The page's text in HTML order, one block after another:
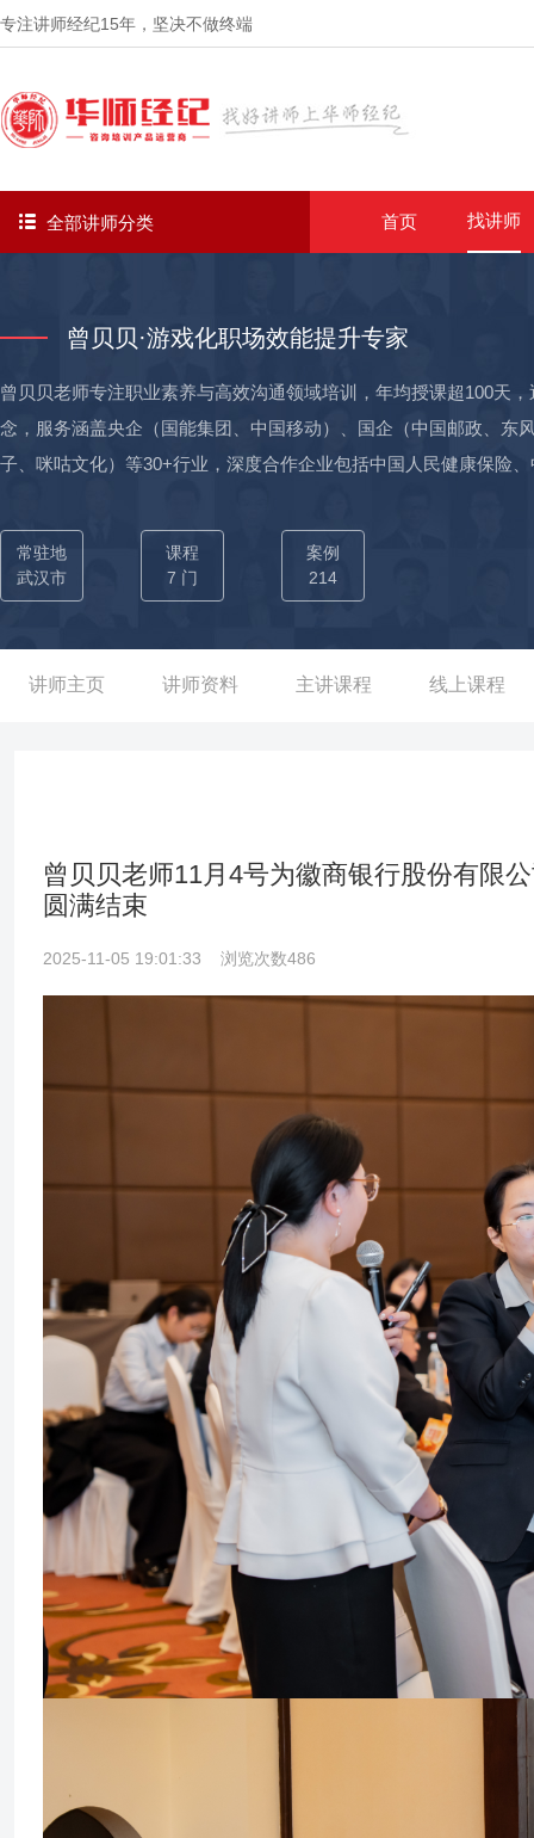
专注讲师经纪15年 ，坚决不做终端
全部讲师分类 首页 找讲师
曾贝贝·游戏化职场效能提升专家
曾贝贝老师专注职业素养与高效沟通领域培训，年均授课超100天
念，服务涵盖央企（国能集团、中国移动）、国企（中国邮政、东
子、咪咕文化）等30+行业，深度合作企业包括中国人民健康保险
习矩阵”，灵活运用剧本杀、沙盘推演、翻转课堂等创新形式，结
知、压力管理等核心能力。典型课程《职场局中局》系列通过情
能力，广受企业高管与新生代员工好评。
常驻地
武汉市
课程
7 门
案例
214
讲师主页 讲师资料 主讲课程 线上课程
曾贝贝老师11月4号为徽商银行股份有限
圆满结束
2025-11-05 19:01:33 浏览次数486